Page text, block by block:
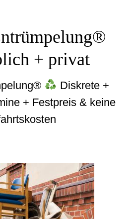
+ privat
Diskrete +
+ Festpreis & keine